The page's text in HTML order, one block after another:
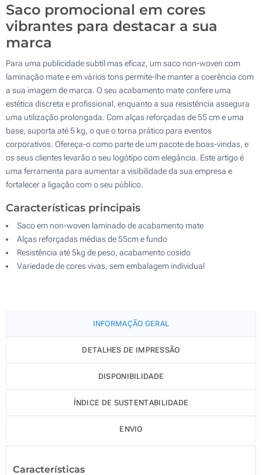
Saco promocional em cores
vibrantes para destacar a sua
marca
Para uma publicidade subtil mas eficaz, um saco non-woven com
laminação mate e em vários tons permite-lhe manter a coerência com
a sua imagem de marca. O seu acabamento mate confere uma
estética discreta e profissional, enquanto a sua resistência assegura
uma utilização prolongada. Com alças reforçadas de 55 cm e uma
base, suporta até 5 kg, o que o torna prático para eventos
corporativos. Ofereça-o como parte de um pacote de boas-vindas, e
os seus clientes levarão o seu logótipo com elegância. Este artigo é
uma ferramenta para aumentar a visibilidade da sua empresa e
fortalecer a ligação com o seu público.
Características principais
Saco em non-woven laminado de acabamento mate
Alças reforçadas médias de 55cm e fundo
Resistência até 5kg de peso, acabamento cosido
Variedade de cores vivas, sem embalagem individual
INFORMAÇÃO GERAL
DETALHES DE IMPRESSÃO
DISPONIBILIDADE
ÍNDICE DE SUSTENTABILIDADE
ENVIO
Características